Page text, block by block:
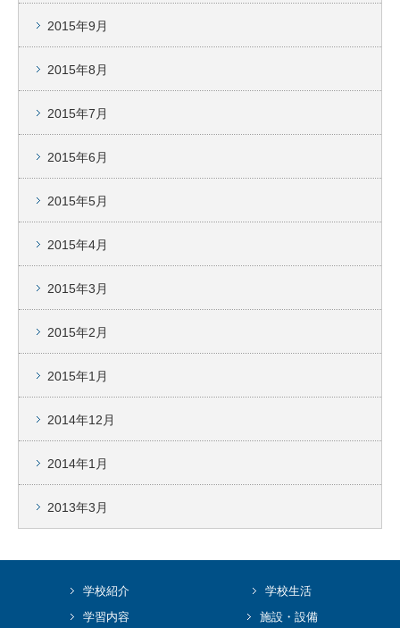
2015年9月
2015年8月
2015年7月
2015年6月
2015年5月
2015年4月
2015年3月
2015年2月
2015年1月
2014年12月
2014年1月
2013年3月
学校紹介
学校生活
学習内容
施設・設備